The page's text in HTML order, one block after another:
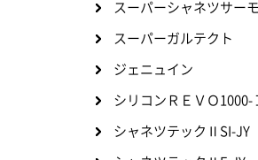
スーパーシャネツサー
スーパーガルテクト
ジェニュイン
シリコンＲＥＶＯ1000-
シャネツテックⅡSI-JY